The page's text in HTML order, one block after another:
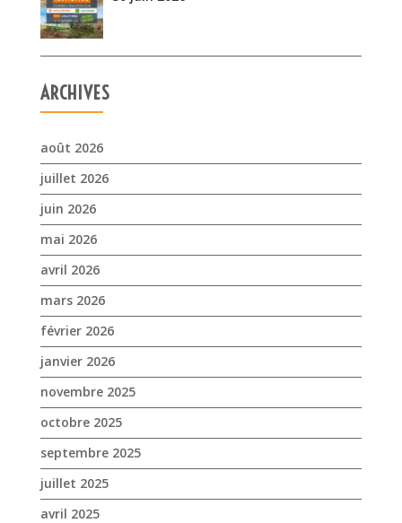
ARCHIVES
août 2026
juillet 2026
juin 2026
mai 2026
avril 2026
mars 2026
février 2026
janvier 2026
novembre 2025
octobre 2025
septembre 2025
juillet 2025
avril 2025